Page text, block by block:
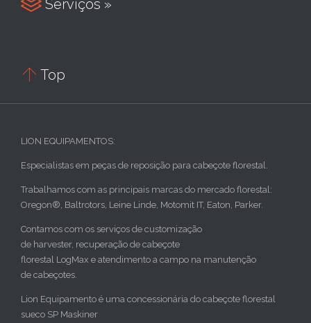
Serviços »
 Top
LION EQUIPAMENTOS:
Especialistas em peças de reposição para cabeçote florestal.
Trabalhamos com as principais marcas do mercado florestal:
Oregon®, Baltrotors, Leine Linde, Motomit IT, Eaton, Parker.
Contamos com os serviços de customização
de harvester, recuperação de cabeçote
florestal LogMax e atendimento a campo na manutenção
de cabeçotes.
Lion Equipamento é uma concessionária do cabeçote florestal
sueco SP Maskiner